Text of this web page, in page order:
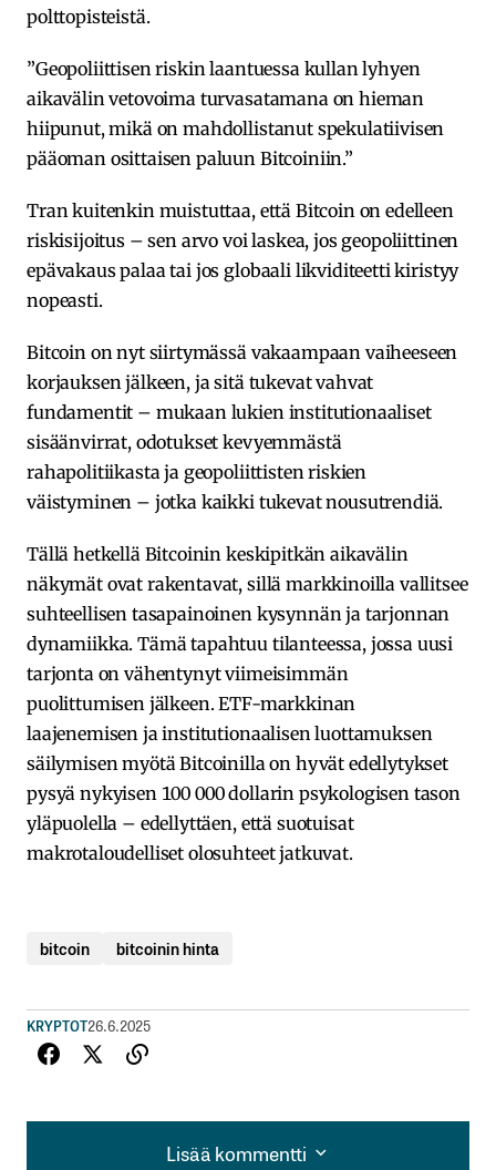
polttopisteistä.
”Geopoliittisen riskin laantuessa kullan lyhyen
aikavälin vetovoima turvasatamana on hieman
hiipunut, mikä on mahdollistanut spekulatiivisen
pääoman osittaisen paluun Bitcoiniin.”
Tran kuitenkin muistuttaa, että Bitcoin on edelleen
riskisijoitus – sen arvo voi laskea, jos geopoliittinen
epävakaus palaa tai jos globaali likviditeetti kiristyy
nopeasti.
Bitcoin on nyt siirtymässä vakaampaan vaiheeseen
korjauksen jälkeen, ja sitä tukevat vahvat
fundamentit – mukaan lukien institutionaaliset
sisäänvirrat, odotukset kevyemmästä
rahapolitiikasta ja geopoliittisten riskien
väistyminen – jotka kaikki tukevat nousutrendiä.
Tällä hetkellä Bitcoinin keskipitkän aikavälin
näkymät ovat rakentavat, sillä markkinoilla vallitsee
suhteellisen tasapainoinen kysynnän ja tarjonnan
dynamiikka. Tämä tapahtuu tilanteessa, jossa uusi
tarjonta on vähentynyt viimeisimmän
puolittumisen jälkeen. ETF-markkinan
laajenemisen ja institutionaalisen luottamuksen
säilymisen myötä Bitcoinilla on hyvät edellytykset
pysyä nykyisen 100 000 dollarin psykologisen tason
yläpuolella – edellyttäen, että suotuisat
makrotaloudelliset olosuhteet jatkuvat.
bitcoin bitcoinin hinta
KRYPTOT26.6.2025
Lisää kommentti